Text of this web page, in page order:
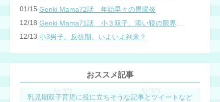
01/15 Genki Mama72話 年始早々の胃腸炎
12/18
12/13 小3男子。反抗期、いよいよ到来？
おススメ記事
乳児期双子育児に役に立ちそうな記事とツイートなど